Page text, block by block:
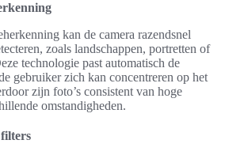
kan de camera razendsnel
zoals landschappen, portretten of
technologie past automatisch de
gebruiker zich kan concentreren op het
zijn foto’s consistent van hoge
omstandigheden.